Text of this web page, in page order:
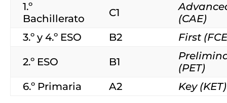
1.º
Bachillerato
C1
(CAE)
3.º y 4.º ESO
B2 First
2.º ESO B1
(PET)
6.º Primaria
A2
Key (KET)